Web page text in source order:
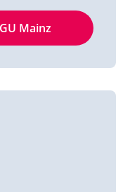
Mainz